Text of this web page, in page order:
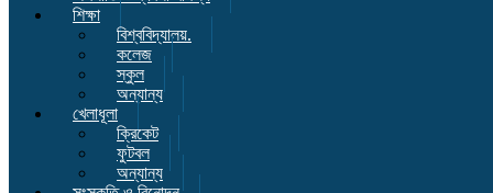
শিক্ষা
বিশ্ববিদ্যালয়.
কলেজ
স্কুল
অন্যান্য
খেলাধূলা
ক্রিকেট
ফুটবল
অন্যান্য